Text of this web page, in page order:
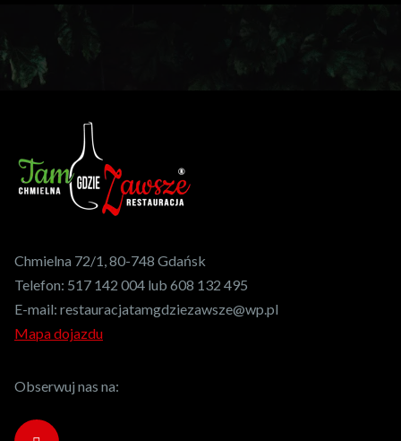
Chmielna 72/1, 80-748 Gdańsk
Telefon: 517 142 004 lub 608 132 495
E-mail: restauracjatamgdziezawsze@wp.pl
Mapa dojazdu
Obserwuj nas na: